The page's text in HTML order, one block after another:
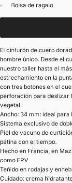
Bolsa de ragalo
El cinturón de cuero
hombre único. Desde el
nuestro taller hasta el
estrechamiento en la
con tres botones en el
perforación para deslizar
vegetal.
Ancho: 34 mm: ideal
Sistema exclusivo de
Piel de vacuno de
pátina con el tiempo.
Hecho en Francia, en
como EPV
Teñido en rodajas y
Cuidado: crema